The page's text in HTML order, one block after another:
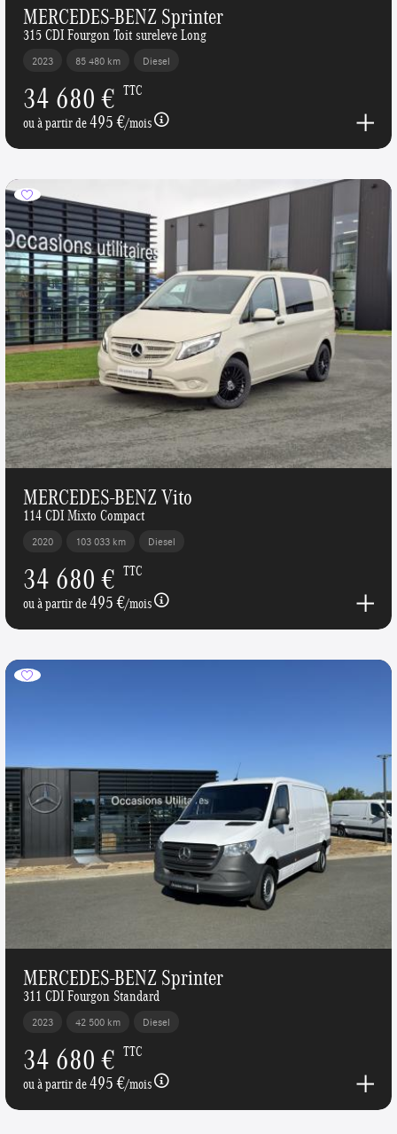
MERCEDES-BENZ Sprinter
315 CDI Fourgon Toit sureleve Long
2023 85 480 km Diesel
34 680 € TTC
ou à partir de495 €/mois
MERCEDES-BENZ Vito
114 CDI Mixto Compact
2020 103 033 km Diesel
34 680 € TTC
ou à partir de495 €/mois
MERCEDES-BENZ Sprinter
311 CDI Fourgon Standard
2023 42 500 km Diesel
34 680 € TTC
ou à partir de495 €/mois